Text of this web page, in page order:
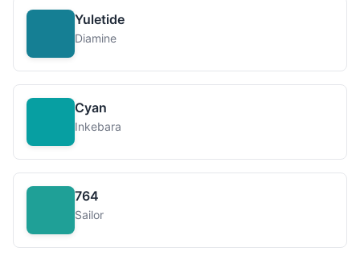
Yuletide
Diamine
Cyan
Inkebara
764
Sailor